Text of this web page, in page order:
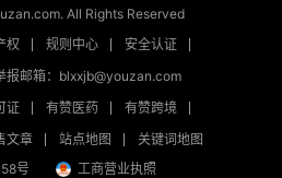
All Rights Reserved
权 规则中心
安全认证
报邮箱：blxxjb@youzan.com
证 有赞医药
有赞跨境
文章 站点地图
关键词地图
号
工商营业执照